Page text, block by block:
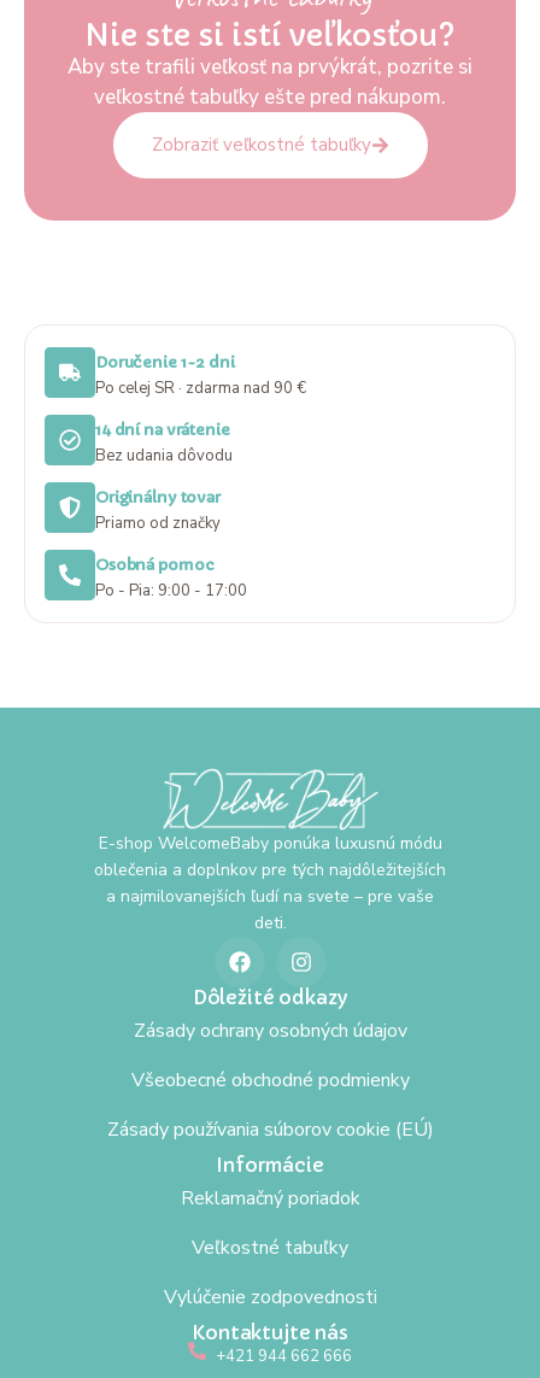
Nie ste si istí veľkosťou?
Aby ste trafili veľkosť na prvýkrát, pozrite si
veľkostné tabuľky ešte pred nákupom.
Zobraziť veľkostné tabuľky
Doručenie 1-2 dni
Po celej SR · zdarma nad 90 €
14 dní na vrátenie
Bez udania dôvodu
Originálny tovar
Priamo od značky
Osobná pomoc
Po - Pia: 9:00 - 17:00
E-shop WelcomeBaby ponúka luxusnú módu
oblečenia a doplnkov pre tých najdôležitejších
a najmilovanejších ľudí na svete – pre vaše
deti.
Dôležité odkazy
Zásady ochrany osobných údajov
Všeobecné obchodné podmienky
Zásady používania súborov cookie (EÚ)
Informácie
Reklamačný poriadok
Veľkostné tabuľky
Vylúčenie zodpovednosti
Kontaktujte nás
+421 944 662 666